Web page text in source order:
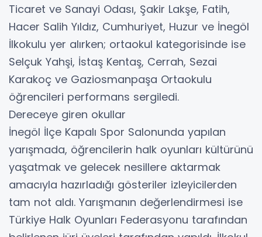
Ticaret ve Sanayi Odası, Şakir Lakşe, Fatih,
Hacer Salih Yıldız, Cumhuriyet, Huzur ve İnegöl
İlkokulu yer alırken; ortaokul kategorisinde ise
Selçuk Yahşi, İstaş Kentaş, Cerrah, Sezai
Karakoç ve Gaziosmanpaşa Ortaokulu
öğrencileri performans sergiledi.
Dereceye giren okullar
İnegöl İlçe Kapalı Spor Salonunda yapılan
yarışmada, öğrencilerin halk oyunları kültürünü
yaşatmak ve gelecek nesillere aktarmak
amacıyla hazırladığı gösteriler izleyicilerden
tam not aldı. Yarışmanın değerlendirmesi ise
Türkiye Halk Oyunları Federasyonu tarafından